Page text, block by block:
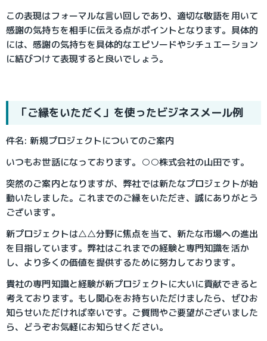
この表現はフォーマルな言い回しであり、適切な敬語を用いて
感謝の気持ちを相手に伝える点がポイントとなります。具体的
には、感謝の気持ちを具体的なエピソードやシチュエーション
に結びつけて表現すると良いでしょう。
「ご縁をいただく」を使ったビジネスメール例
件名: 新規プロジェクトについてのご案内
いつもお世話になっております。○○株式会社の山田です。
突然のご案内となりますが、弊社では新たなプロジェクトが始
動いたしました。これまでのご縁をいただき、誠にありがとう
ございます。
新プロジェクトは△△分野に焦点を当て、新たな市場への進出
を目指しています。弊社はこれまでの経験と専門知識を活か
し、より多くの価値を提供するために努力しております。
貴社の専門知識と経験が新プロジェクトに大いに貢献できると
考えております。もし関心をお持ちいただけましたら、ぜひお
知らせいただければ幸いです。ご質問やご要望がございました
ら、どうぞお気軽にお知らせください。